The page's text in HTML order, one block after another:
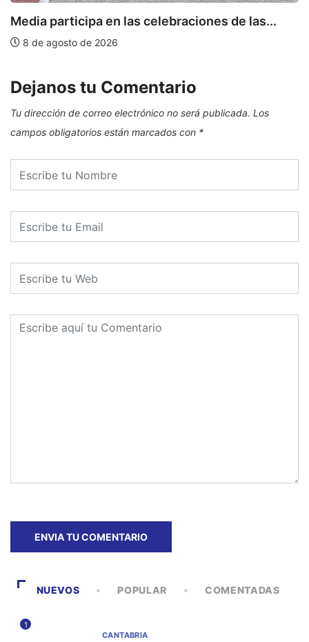
Media participa en las celebraciones de las...
8 de agosto de 2026
Dejanos tu Comentario
Tu dirección de correo electrónico no será publicada. Los
campos obligatorios están marcados con *
NUEVOS POPULAR COMENTADAS
1
CANTABRIA